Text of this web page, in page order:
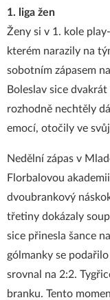
1. liga žen
Ženy si v 1. kole
kterém narazily na
sobotním zápasem
Boleslav sice
rozhodně nechtěly
emocí, otočily ve
Nedělní zápas v
Florbalovou
dvoubrankový
třetiny dokázaly
sice přinesla šance
gólmanky se
srovnal na 2:2.
branku. Tento